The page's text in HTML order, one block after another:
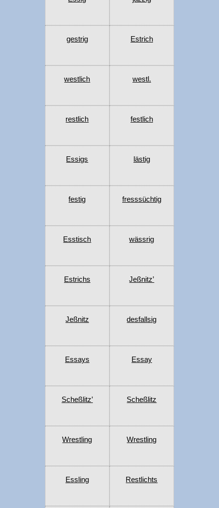
gestrig Estrich
westlich westl.
restlich festlich
Essigs lästig
festig fresssüchtig
Esstisch wässrig
Estrichs Jeßnitz’
Jeßnitz desfallsig
Essays Essay
Scheßlitz’ Scheßlitz
Wrestling Wrestling
Essling Restlichts